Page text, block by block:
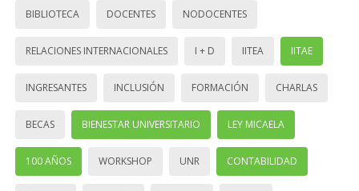
BIBLIOTECA DOCENTES NODOCENTES
RELACIONES INTERNACIONALES I + D IITEA IITAE
INGRESANTES INCLUSIÓN FORMACIÓN CHARLAS
BECAS BIENESTAR UNIVERSITARIO LEY MICAELA
100 AÑOS WORKSHOP UNR CONTABILIDAD